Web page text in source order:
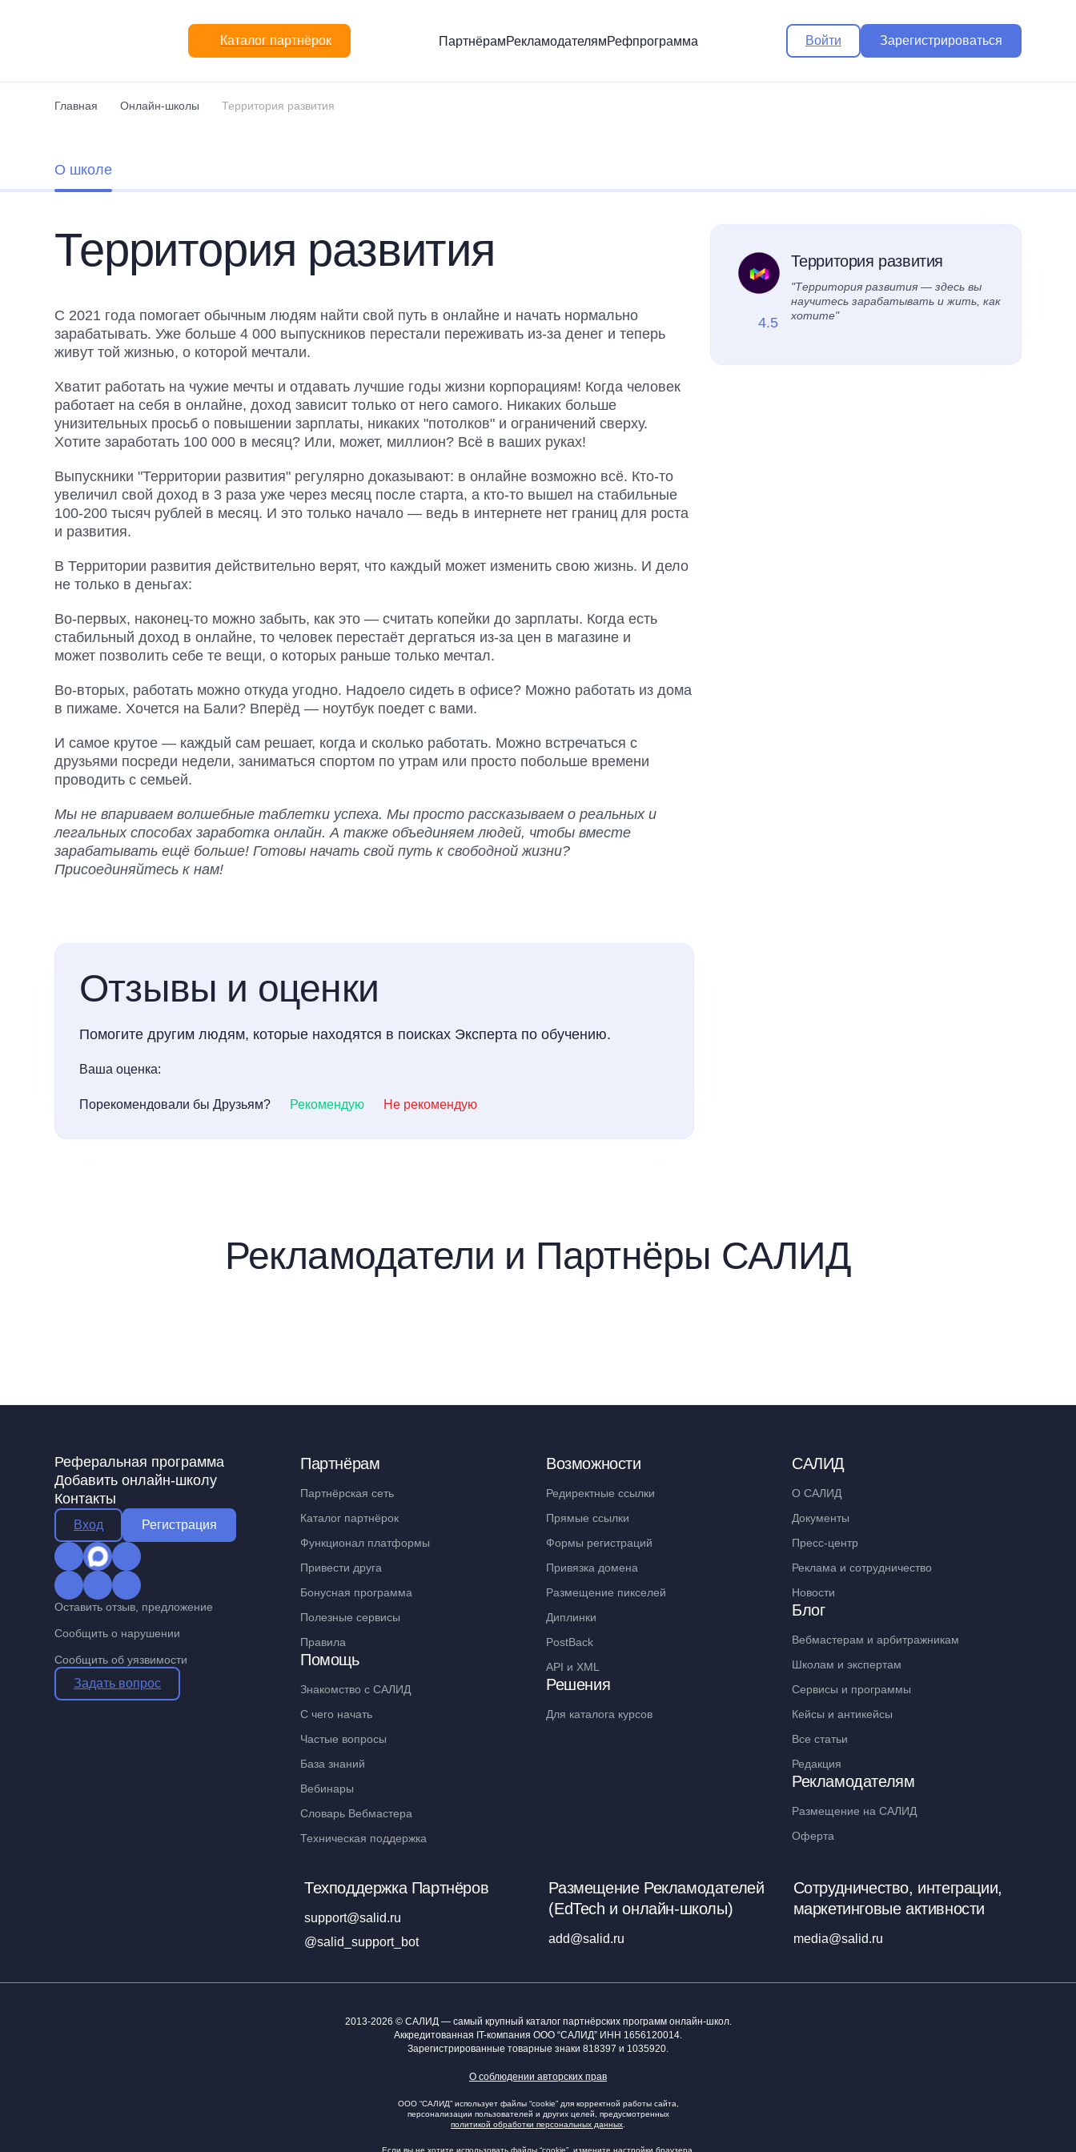
Каталог партнёрок ПартнёрамРекламодателямРефпрограмма Войти Зарегистрироваться
Главная Онлайн-школы Территория развития
О школе
Территория развития
С 2021 года помогает обычным людям найти свой путь в онлайне и начать нормально
зарабатывать. Уже больше 4 000 выпускников перестали переживать из-за денег и теперь
живут той жизнью, о которой мечтали.
Хватит работать на чужие мечты и отдавать лучшие годы жизни корпорациям! Когда человек
работает на себя в онлайне, доход зависит только от него самого. Никаких больше
унизительных просьб о повышении зарплаты, никаких "потолков" и ограничений сверху.
Хотите заработать 100 000 в месяц? Или, может, миллион? Всё в ваших руках!
Выпускники "Территории развития" регулярно доказывают: в онлайне возможно всё. Кто-то
увеличил свой доход в 3 раза уже через месяц после старта, а кто-то вышел на стабильные
100-200 тысяч рублей в месяц. И это только начало — ведь в интернете нет границ для роста
и развития.
В Территории развития действительно верят, что каждый может изменить свою жизнь. И дело
не только в деньгах:
Во-первых, наконец-то можно забыть, как это — считать копейки до зарплаты. Когда есть
стабильный доход в онлайне, то человек перестаёт дергаться из-за цен в магазине и
может позволить себе те вещи, о которых раньше только мечтал.
Во-вторых, работать можно откуда угодно. Надоело сидеть в офисе? Можно работать из дома
в пижаме. Хочется на Бали? Вперёд — ноутбук поедет с вами.
И самое крутое — каждый сам решает, когда и сколько работать. Можно встречаться с
друзьями посреди недели, заниматься спортом по утрам или просто побольше времени
проводить с семьей.
Мы не впариваем волшебные таблетки успеха. Мы просто рассказываем о реальных и
легальных способах заработка онлайн. А также объединяем людей, чтобы вместе
зарабатывать ещё больше! Готовы начать свой путь к свободной жизни?
Присоединяйтесь к нам!
Отзывы и оценки
Помогите другим людям, которые находятся в поисках Эксперта по обучению.
Ваша оценка:
Порекомендовали бы Друзьям? Рекомендую Не рекомендую
4.5
Территория развития
"Территория развития — здесь вы
научитесь зарабатывать и жить, как
хотите"
Рекламодатели и Партнёры САЛИД
Реферальная программа
Добавить онлайн-школу
Контакты
Вход Регистрация
Оставить отзыв, предложение
Сообщить о нарушении
Сообщить об уязвимости
Задать вопрос
Партнёрам
Партнёрская сеть
Каталог партнёрок
Функционал платформы
Привести друга
Бонусная программа
Полезные сервисы
Правила
Помощь
Знакомство с САЛИД
С чего начать
Частые вопросы
База знаний
Вебинары
Словарь Вебмастера
Техническая поддержка
Возможности
Редиректные ссылки
Прямые ссылки
Формы регистраций
Привязка домена
Размещение пикселей
Диплинки
PostBack
API и XML
Решения
Для каталога курсов
САЛИД
О САЛИД
Документы
Пресс-центр
Реклама и сотрудничество
Новости
Блог
Вебмастерам и арбитражникам
Школам и экспертам
Сервисы и программы
Кейсы и антикейсы
Все статьи
Редакция
Рекламодателям
Размещение на САЛИД
Оферта
Техподдержка Партнёров
support@salid.ru
@salid_support_bot
Размещение Рекламодателей
(EdTech и онлайн-школы)
add@salid.ru
Сотрудничество, интеграции,
маркетинговые активности
media@salid.ru
2013-2026 © САЛИД — самый крупный каталог партнёрских программ онлайн-школ.
Аккредитованная IT-компания ООО “САЛИД” ИНН 1656120014.
Зарегистрированные товарные знаки 818397 и 1035920.
О соблюдении авторских прав
ООО “САЛИД” использует файлы “cookie” для корректной работы сайта,
персонализации пользователей и других целей, предусмотренных
политикой обработки персональных данных
Если вы не хотите использовать файлы “cookie”, измените настройки браузера.